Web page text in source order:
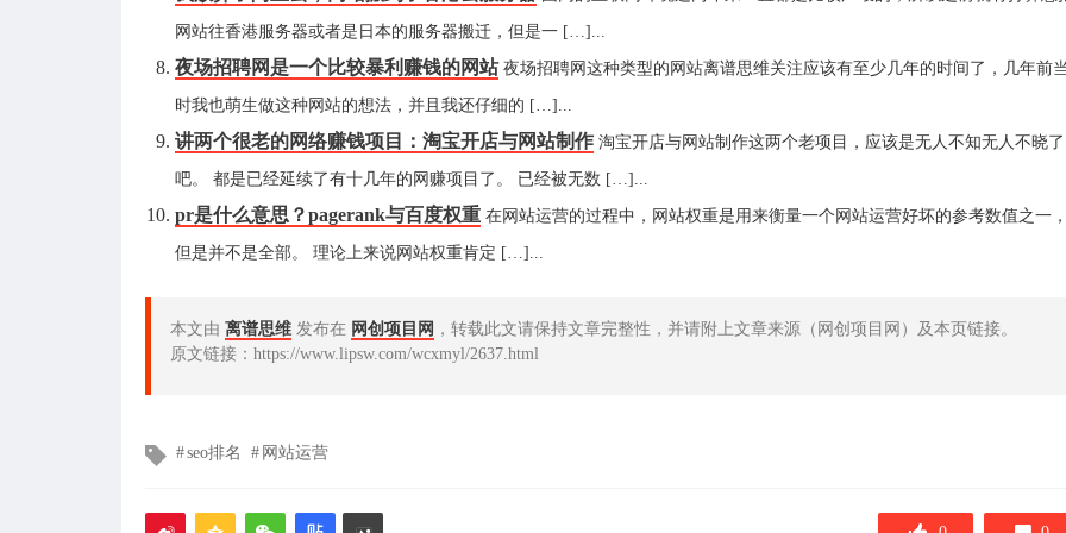
网站往香港服务器或者是日本的服务器搬迁，但是一 […]...
夜场招聘网是一个比较暴利赚钱的网站 夜场招聘网这种类型的网站离谱思维关注应该有至少几年的时间了，几年前
时我也萌生做这种网站的想法，并且我还仔细的 […]...
讲两个很老的网络赚钱项目：淘宝开店与网站制作 淘宝开店与网站制作这两个老项目，应该是无人不知无人不晓了
吧。 都是已经延续了有十几年的网赚项目了。 已经被无数 […]...
pr是什么意思？pagerank与百度权重 在网站运营的过程中，网站权重是用来衡量一个网站运营好坏的参考数值之一
但是并不是全部。 理论上来说网站权重肯定 […]...
本文由 离谱思维 发布在 网创项目网 ，转载此文请保持文章完整性，并请附上文章来源（网创项目网）及本页链接。
原文链接：https://www.lipsw.com/wcxmyl/2637.html
文
签
seo排名 网站运营